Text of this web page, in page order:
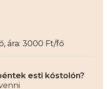
ára: 3000 Ft/fő
esti kóstolón?